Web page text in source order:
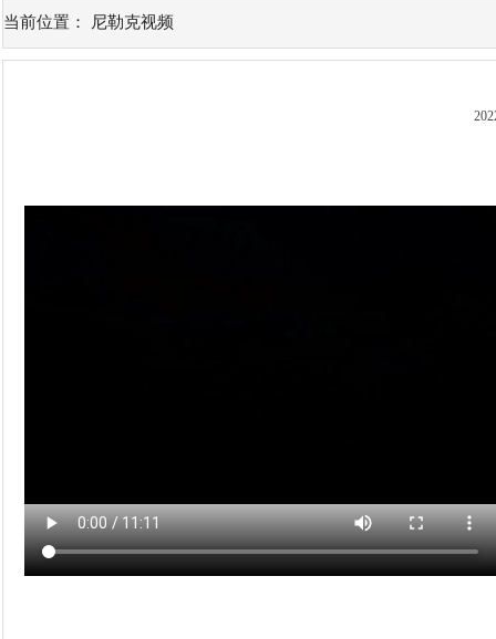
当前位置： 尼勒克视频